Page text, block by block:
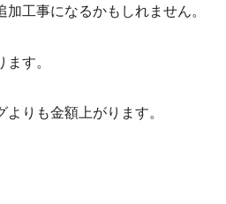
工事になるかもしれません。
す。
りも金額上がります。